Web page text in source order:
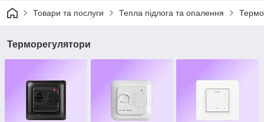
Товари та послуги Тепла підлога та опалення
Терморегулятори